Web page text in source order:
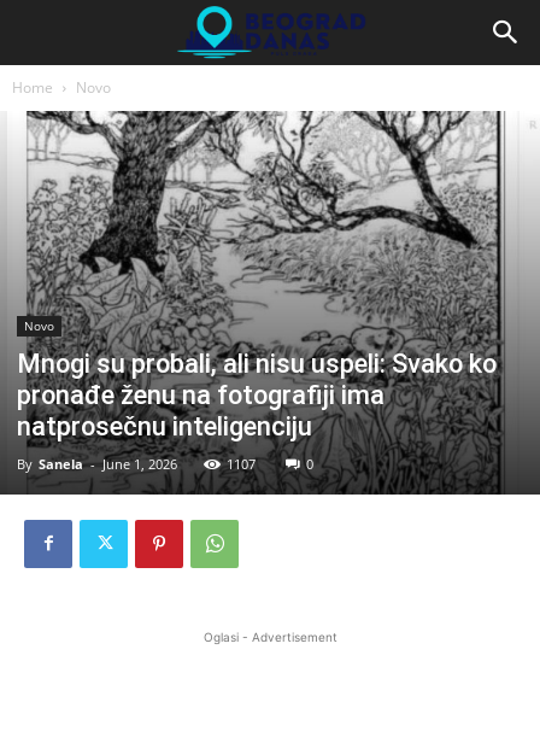
Home Novo
Novo
Mnogi su probali, ali nisu uspeli: Svako ko
pronađe ženu na fotografiji ima
natprosečnu inteligenciju
By Sanela - June 1, 2026 1107 0
Oglasi - Advertisement